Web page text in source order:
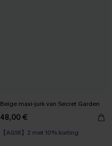
Beige maxi-jurk van Secret Garden
48,00 €
【AG18】2 met 10% korting